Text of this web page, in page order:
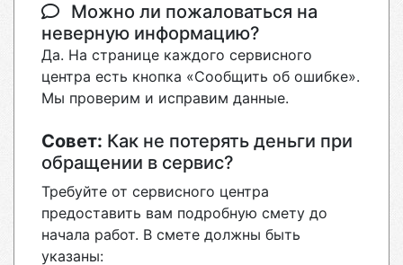
Можно ли пожаловаться на
неверную информацию?
Да. На странице каждого сервисного
центра есть кнопка «Сообщить об ошибке».
Мы проверим и исправим данные.
Совет: Как не потерять деньги при
обращении в сервис?
Требуйте от сервисного центра
предоставить вам подробную смету до
начала работ. В смете должны быть
указаны: